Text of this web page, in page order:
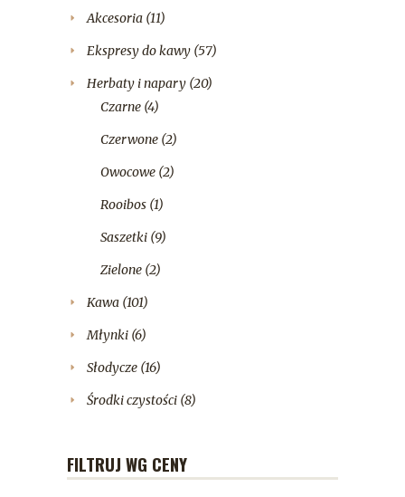
Akcesoria (11)
Ekspresy do kawy (57)
Herbaty i napary (20)
Czarne (4)
Czerwone (2)
Owocowe (2)
Rooibos (1)
Saszetki (9)
Zielone (2)
Kawa (101)
Młynki (6)
Słodycze (16)
Środki czystości (8)
FILTRUJ WG CENY